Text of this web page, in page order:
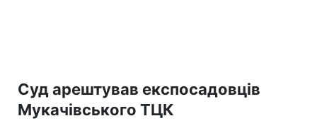
Суд арештував експосадовців
Мукачівського ТЦК